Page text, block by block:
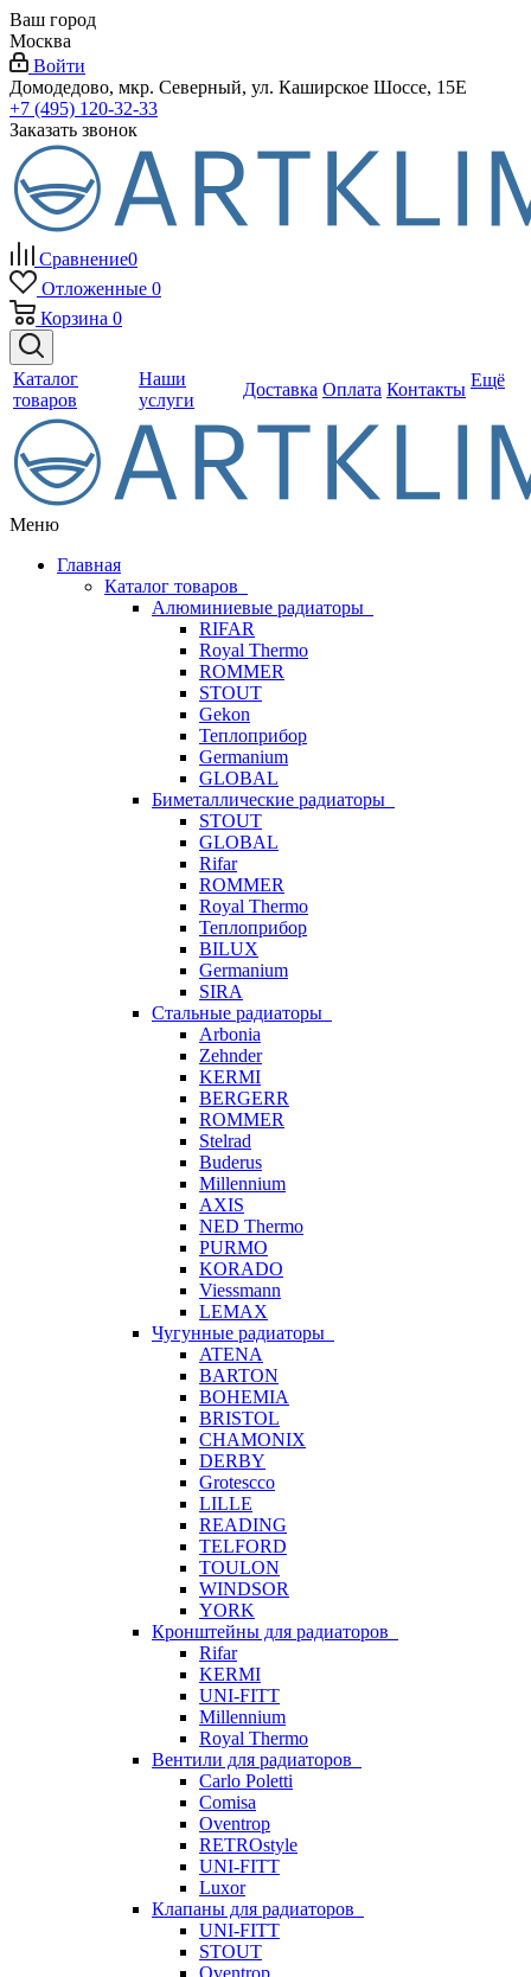
Ваш город
Москва
Войти
Домодедово, мкр. Северный, ул. Каширское Шоссе, 15Е
+7 (495) 120-32-33
Заказать звонок
Сравнение0
Отложенные 0
Корзина 0
Каталог
товаров
Наши
услуги
Доставка Оплата Контакты Ещё
Меню
Главная
Каталог товаров
Алюминиевые радиаторы
RIFAR
Royal Thermo
ROMMER
STOUT
Gekon
Теплоприбор
Germanium
GLOBAL
Биметаллические радиаторы
STOUT
GLOBAL
Rifar
ROMMER
Royal Thermo
Теплоприбор
BILUX
Germanium
SIRA
Стальные радиаторы
Arbonia
Zehnder
KERMI
BERGERR
ROMMER
Stelrad
Buderus
Millennium
AXIS
NED Thermo
PURMO
KORADO
Viessmann
LEMAX
Чугунные радиаторы
ATENA
BARTON
BOHEMIA
BRISTOL
CHAMONIX
DERBY
Grotescco
LILLE
READING
TELFORD
TOULON
WINDSOR
YORK
Кронштейны для радиаторов
Rifar
KERMI
UNI-FITT
Millennium
Royal Thermo
Вентили для радиаторов
Carlo Poletti
Comisa
Oventrop
RETROstyle
UNI-FITT
Luxor
Клапаны для радиаторов
UNI-FITT
STOUT
Oventrop